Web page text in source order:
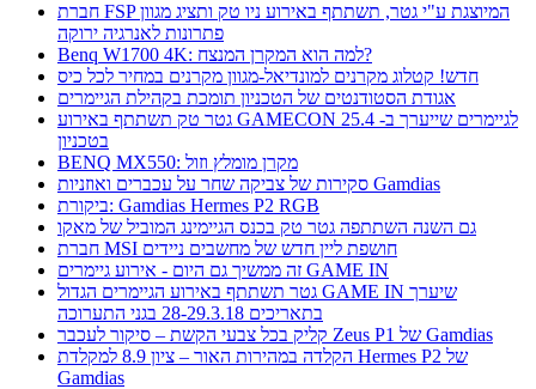
חברת FSP המיוצגת ע"י גטר, תשתתף באירוע ניו טק ותציג מגוון
פתרונות לאנרגיה ירוקה
Benq W1700 4K: למה הוא המקרן המנצח?
חדש! קטלוג מקרנים למונדיאל-מגוון מקרנים במחיר לכל כיס
אגודת הסטודנטים של הטכניון תומכת בקהילת הגיימרים
גטר טק תשתתף באירוע GAMECON לגיימרים שייערך ב- 25.4
בטכניון
BENQ MX550: מקרן מומלץ וזול
סקירות של צביקה שחר על עכברים ואוזניות Gamdias
ביקורת: Gamdias Hermes P2 RGB
גם השנה השתתפה גטר טק בכנס הגיימינג המוביל של מאקו
חברת MSI חושפת ליין חדש של מחשבים ניידים
זה ממשיך גם היום - אירוע גיימרים GAME IN
גטר תשתתף באירוע הגיימרים הגדול GAME IN שיערך
בתאריכים 28-29.3.18 בגני התערוכה
קליק בכל צבעי הקשת – סיקור לעכבר Zeus P1 של Gamdias
הקלדה במהירות האור – ציון 8.9 למקלדת Hermes P2 של
Gamdias